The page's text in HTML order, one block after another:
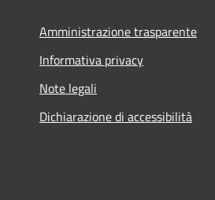
Amministrazione trasparente
Informativa privacy
Note legali
Dichiarazione di accessibilità